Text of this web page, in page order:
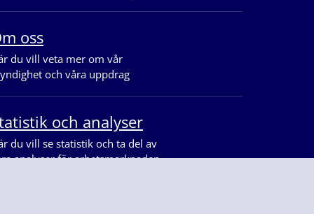
oss
du vill veta mer om vår
och våra uppdrag
och analyser
du vill se statistik och ta del av
analyser för arbetsmarknaden